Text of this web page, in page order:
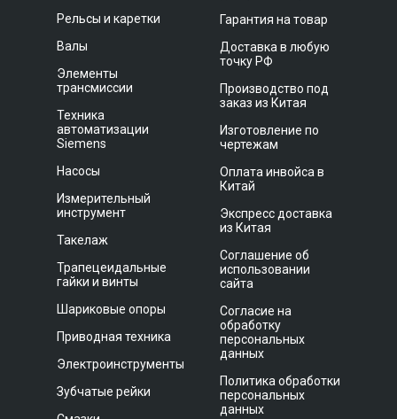
Рельсы и каретки
Валы
Элементы
трансмиссии
Техника
автоматизации
Siemens
Насосы
Измерительный
инструмент
Такелаж
Трапецеидальные
гайки и винты
Шариковые опоры
Приводная техника
Электроинструменты
Зубчатые рейки
Гарантия на товар
Доставка в любую
точку РФ
Производство под
заказ из Китая
Изготовление по
чертежам
Оплата инвойса в
Китай
Экспресс доставка
из Китая
Соглашение об
использовании
сайта
Согласие на
обработку
персональных
данных
Политика обработки
персональных
данных